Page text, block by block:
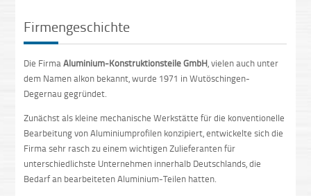
Firmengeschichte
Die FirmaAluminium-Konstruktionsteile GmbH, vielen auch unter
dem Namen alkon bekannt, wurde 1971 in Wutöschingen-
Degernau gegründet.
Zunächst als kleine mechanische Werkstätte für die konventionelle
Bearbeitung von Aluminiumprofilen konzipiert, entwickelte sich die
Firma sehr rasch zu einem wichtigen Zulieferanten für
unterschiedlichste Unternehmen innerhalb Deutschlands, die
Bedarf an bearbeiteten Aluminium-Teilen hatten.